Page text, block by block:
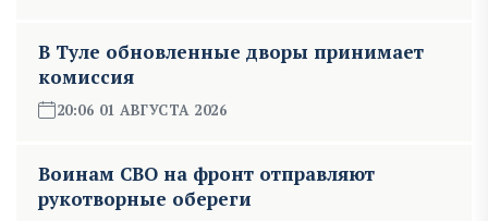
В Туле обновленные дворы принимает
комиссия
20:06 01 АВГУСТА 2026
Воинам СВО на фронт отправляют
рукотворные обереги